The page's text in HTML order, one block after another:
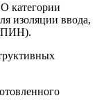
категории
изоляции ввода,
(ПИН).